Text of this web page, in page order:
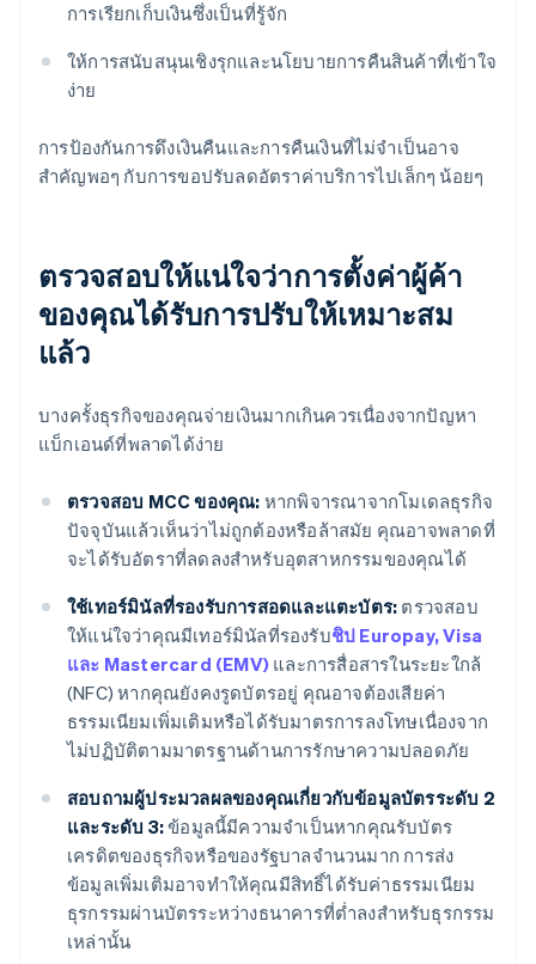
การเรียกเก็บเงินซึ่งเป็นที่รู้จัก
ให้การสนับสนุนเชิงรุกและนโยบายการคืนสินค้าที่เข้าใจ
ง่าย
การป้องกันการดึงเงินคืนและการคืนเงินที่ไม่จำเป็นอาจ
สำคัญพอๆ กับการขอปรับลดอัตราค่าบริการไปเล็กๆ น้อยๆ
ตรวจสอบให้แน่ใจว่าการตั้งค่าผู้ค้า
ของคุณได้รับการปรับให้เหมาะสม
แล้ว
บางครั้งธุรกิจของคุณจ่ายเงินมากเกินควรเนื่องจากปัญหา
แบ็กเอนด์ที่พลาดได้ง่าย
ตรวจสอบ MCC ของคุณ: หากพิจารณาจากโมเดลธุรกิจ
ปัจจุบันแล้วเห็นว่าไม่ถูกต้องหรือล้าสมัย คุณอาจพลาดที่
จะได้รับอัตราที่ลดลงสำหรับอุตสาหกรรมของคุณได้
ใช้เทอร์มินัลที่รองรับการสอดและแตะบัตร: ตรวจสอบ
ให้แน่ใจว่าคุณมีเทอร์มินัลที่รองรับชิป Europay, Visa
และ Mastercard (EMV) และการสื่อสารในระยะใกล้
(NFC) หากคุณยังคงรูดบัตรอยู่ คุณอาจต้องเสียค่า
ธรรมเนียมเพิ่มเติมหรือได้รับมาตรการลงโทษเนื่องจาก
ไม่ปฏิบัติตามมาตรฐานด้านการรักษาความปลอดภัย
สอบถามผู้ประมวลผลของคุณเกี่ยวกับข้อมูลบัตรระดับ 2
และระดับ 3:ข้อมูลนี้มีความจำเป็นหากคุณรับบัตร
เครดิตของธุรกิจหรือของรัฐบาลจำนวนมาก การส่ง
ข้อมูลเพิ่มเติมอาจทำให้คุณมีสิทธิ์ได้รับค่าธรรมเนียม
ธุรกรรมผ่านบัตรระหว่างธนาคารที่ต่ำลงสำหรับธุรกรรม
เหล่านั้น